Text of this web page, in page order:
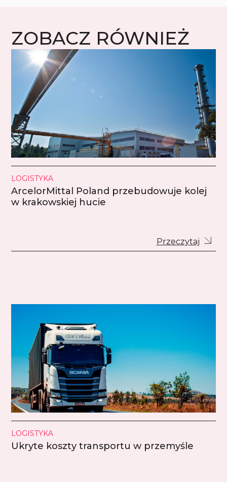
ZOBACZ RÓWNIEŻ
LOGISTYKA
ArcelorMittal Poland przebudowuje kolej
w krakowskiej hucie
Przeczytaj
LOGISTYKA
Ukryte koszty transportu w przemyśle